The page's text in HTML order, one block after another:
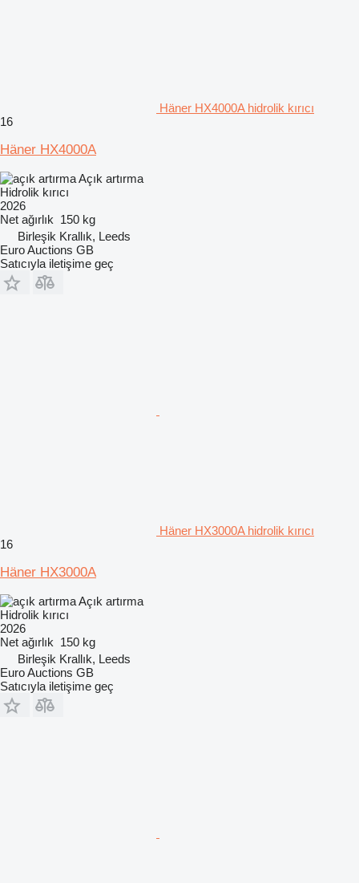
Häner HX4000A hidrolik kırıcı
16
Häner HX4000A
Açık artırma
Hidrolik kırıcı
2026
Net ağırlık 150 kg
Birleşik Krallık, Leeds
Euro Auctions GB
Satıcıyla iletişime geç
Häner HX3000A hidrolik kırıcı
16
Häner HX3000A
Açık artırma
Hidrolik kırıcı
2026
Net ağırlık 150 kg
Birleşik Krallık, Leeds
Euro Auctions GB
Satıcıyla iletişime geç